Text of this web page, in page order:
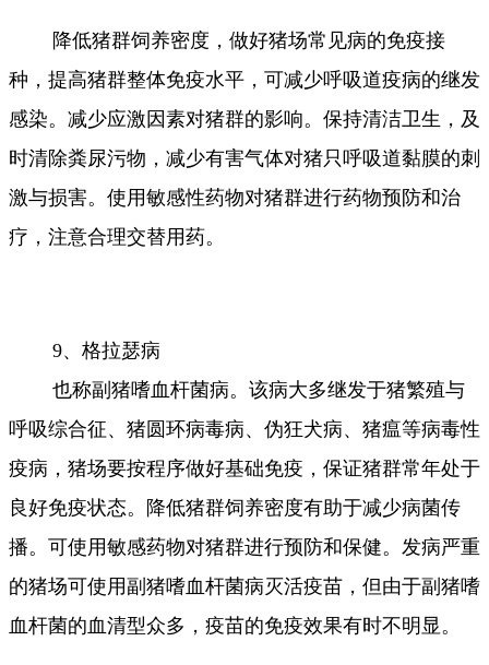
降低猪群饲养密度，做好猪场常见病的免疫接
种，提高猪群整体免疫水平，可减少呼吸道疫病的继发
感染。减少应激因素对猪群的影响。保持清洁卫生，及
时清除粪尿污物，减少有害气体对猪只呼吸道黏膜的刺
激与损害。使用敏感性药物对猪群进行药物预防和治
疗，注意合理交替用药。
9、格拉瑟病
也称副猪嗜血杆菌病。该病大多继发于猪繁殖与
呼吸综合征、猪圆环病毒病、伪狂犬病、猪瘟等病毒性
疫病，猪场要按程序做好基础免疫，保证猪群常年处于
良好免疫状态。降低猪群饲养密度有助于减少病菌传
播。可使用敏感药物对猪群进行预防和保健。发病严重
的猪场可使用副猪嗜血杆菌病灭活疫苗，但由于副猪嗜
血杆菌的血清型众多，疫苗的免疫效果有时不明显。